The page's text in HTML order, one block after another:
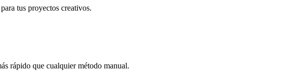
tus proyectos creativos.
rápido que cualquier método manual.